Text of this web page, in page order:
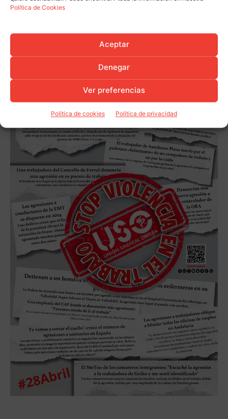
Política de Cookies
Aceptar
Denegar
Ver preferencias
Política de cookies Política de privacidad